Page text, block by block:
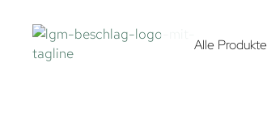
Alle Produkte